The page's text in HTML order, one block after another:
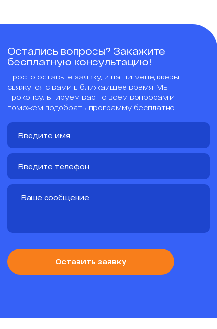
Остались вопросы? Закажите
бесплатную консультацию!
Просто оставьте заявку, и наши менеджеры
свяжутся с вами в ближайшее время. Мы
проконсультируем вас по всем вопросам и
поможем подобрать программу бесплатно!
Оставить заявку